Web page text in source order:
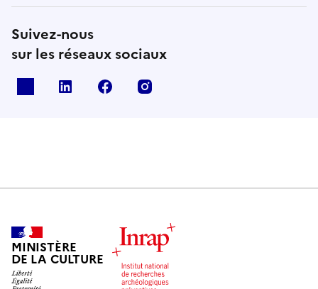
Suivez-nous
sur les réseaux sociaux
Linkedin Facebook
MINISTÈRE
DE LA CULTURE